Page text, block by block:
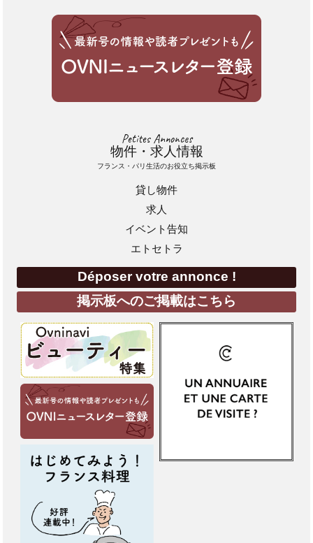
Petites Annonces
物件・求人情報
フランス・パリ生活のお役立ち掲示板
貸し物件
求人
イベント告知
エトセトラ
Déposer votre annonce !
掲示板へのご掲載はこちら